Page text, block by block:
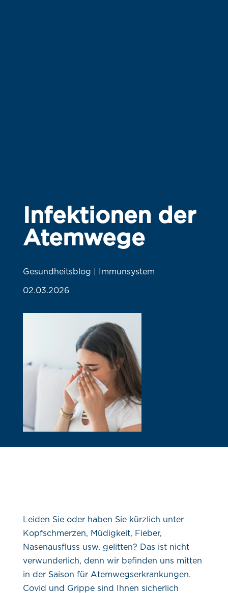
Infektionen der
Atemwege
Gesundheitsblog | Immunsystem
02.03.2026
Leiden Sie oder haben Sie kürzlich unter
Kopfschmerzen, Müdigkeit, Fieber,
Nasenausfluss usw. gelitten? Das ist nicht
verwunderlich, denn wir befinden uns mitten
in der Saison für Atemwegserkrankungen.
Covid und Grippe sind Ihnen sicherlich